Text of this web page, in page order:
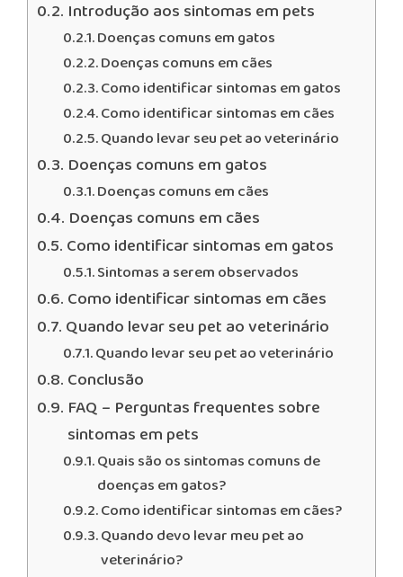
Introdução aos sintomas em pets
Doenças comuns em gatos
Doenças comuns em cães
Como identificar sintomas em gatos
Como identificar sintomas em cães
Quando levar seu pet ao veterinário
Doenças comuns em gatos
Doenças comuns em cães
Doenças comuns em cães
Como identificar sintomas em gatos
Sintomas a serem observados
Como identificar sintomas em cães
Quando levar seu pet ao veterinário
Quando levar seu pet ao veterinário
Conclusão
FAQ – Perguntas frequentes sobre
sintomas em pets
Quais são os sintomas comuns de
doenças em gatos?
Como identificar sintomas em cães?
Quando devo levar meu pet ao
veterinário?